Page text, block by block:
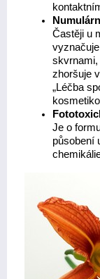
Častěji u
skvrnami,
zhoršuje
„Léčba
Je o
působení